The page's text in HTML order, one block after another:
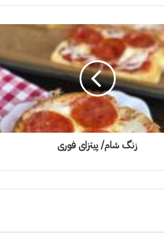
زنگ شام/ پیتزای فوری